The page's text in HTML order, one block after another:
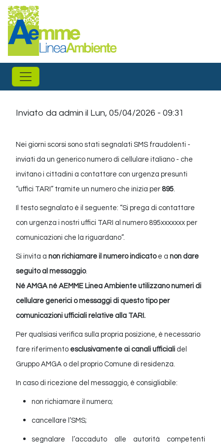
Salta al contenuto principale
Inviato da admin il Lun, 05/04/2026 - 09:31
Nei giorni scorsi sono stati segnalati SMS fraudolenti -
inviati da un generico numero di cellulare italiano - che
invitano i cittadini a contattare con urgenza presunti
“uffici TARI” tramite un numero che inizia per 895
Il testo segnalato è il seguente: “Si prega di contattare
con urgenza i nostri uffici TARI al numero 895xxxxxxx per
comunicazioni che la riguardano”.
Si invita a non richiamare il numero indicatoe a non dare
seguito al messaggio.
Né AMGA né AEMME Linea Ambiente utilizzano numeri di
cellulare generici o messaggi di questo tipo per
comunicazioni ufficiali relative alla TARI.
Per qualsiasi verifica sulla propria posizione, è necessario
fare riferimento esclusivamente ai canali ufficiali del
Gruppo AMGA o del proprio Comune di residenza.
In caso di ricezione del messaggio, è consigliabile:
non richiamare il numero;
cancellare l’SMS;
segnalare l’accaduto alle autorità competenti